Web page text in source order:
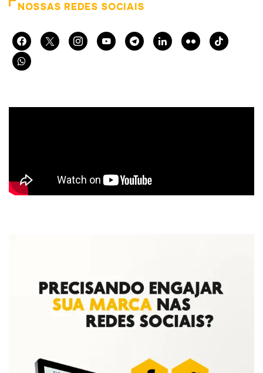
NOSSAS REDES SOCIAIS